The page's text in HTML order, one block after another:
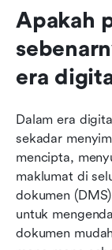
Apakah
era
Dalam era
sekadar
mencipta,
maklumat di
dokumen
untuk
dokumen